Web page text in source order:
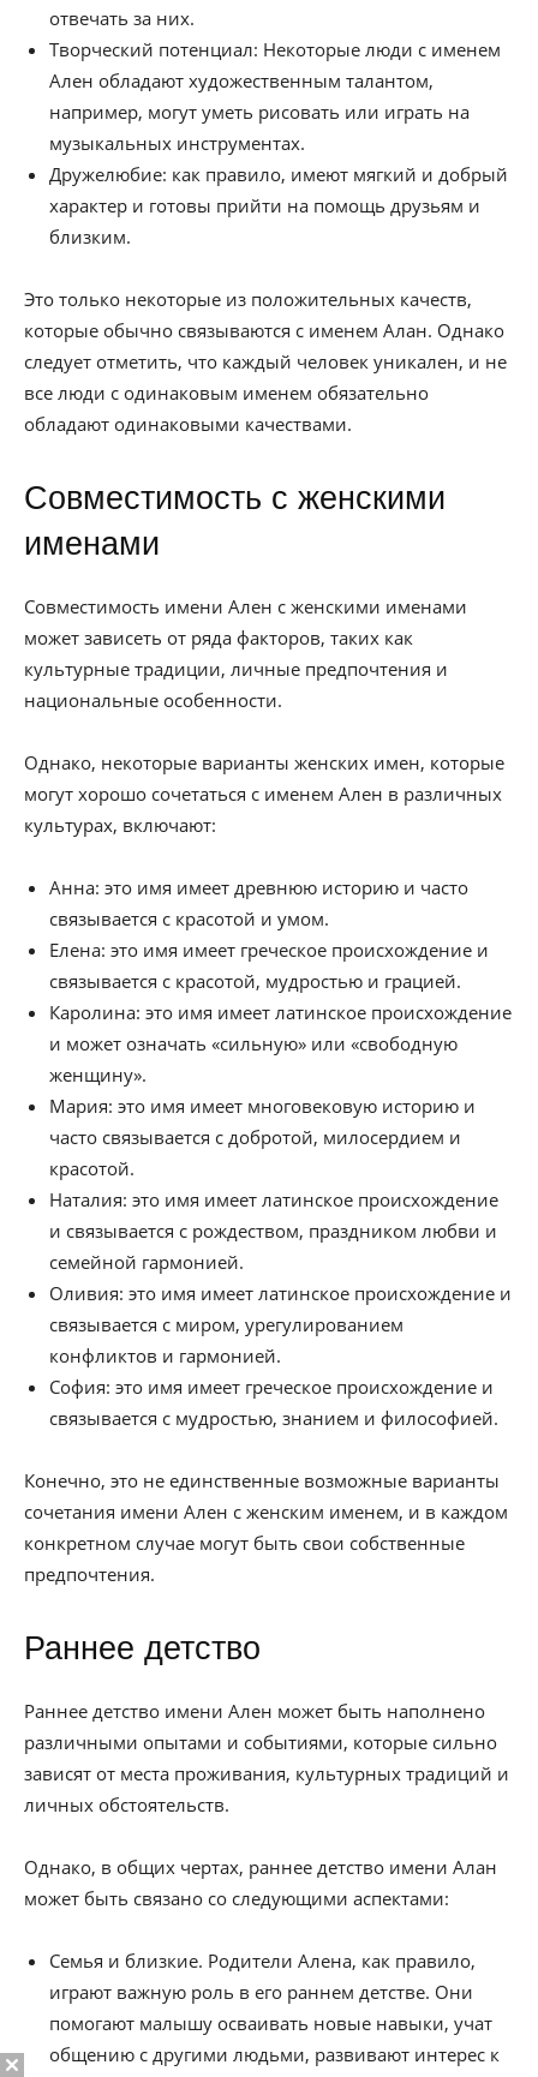
отвечать за них.
Творческий потенциал: Некоторые люди с именем
Ален обладают художественным талантом,
например, могут уметь рисовать или играть на
музыкальных инструментах.
Дружелюбие: как правило, имеют мягкий и добрый
характер и готовы прийти на помощь друзьям и
близким.
Это только некоторые из положительных качеств,
которые обычно связываются с именем Алан. Однако
следует отметить, что каждый человек уникален, и не
все люди с одинаковым именем обязательно
обладают одинаковыми качествами.
Совместимость с женскими
именами
Совместимость имени Ален с женскими именами
может зависеть от ряда факторов, таких как
культурные традиции, личные предпочтения и
национальные особенности.
Однако, некоторые варианты женских имен, которые
могут хорошо сочетаться с именем Ален в различных
культурах, включают:
Анна: это имя имеет древнюю историю и часто
связывается с красотой и умом.
Елена: это имя имеет греческое происхождение и
связывается с красотой, мудростью и грацией.
Каролина: это имя имеет латинское происхождение
и может означать «сильную» или «свободную
женщину».
Мария: это имя имеет многовековую историю и
часто связывается с добротой, милосердием и
красотой.
Наталия: это имя имеет латинское происхождение
и связывается с рождеством, праздником любви и
семейной гармонией.
Оливия: это имя имеет латинское происхождение и
связывается с миром, урегулированием
конфликтов и гармонией.
София: это имя имеет греческое происхождение и
связывается с мудростью, знанием и философией.
Конечно, это не единственные возможные варианты
сочетания имени Ален с женским именем, и в каждом
конкретном случае могут быть свои собственные
предпочтения.
Раннее детство
Раннее детство имени Ален может быть наполнено
различными опытами и событиями, которые сильно
зависят от места проживания, культурных традиций и
личных обстоятельств.
Однако, в общих чертах, раннее детство имени Алан
может быть связано со следующими аспектами:
Семья и близкие. Родители Алена, как правило,
играют важную роль в его раннем детстве. Они
помогают малышу осваивать новые навыки, учат
общению с другими людьми, развивают интерес к